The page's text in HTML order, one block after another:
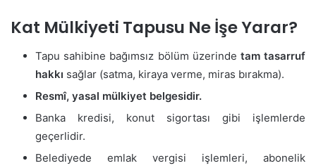
Kat Mülkiyeti Tapusu Ne İşe Yarar?
Tapu sahibine bağımsız bölüm üzerinde tam tasarruf
hakkı sağlar (satma, kiraya verme, miras bırakma).
Resmî, yasal mülkiyet belgesidir.
Banka kredisi, konut sigortası gibi işlemlerde
geçerlidir.
Belediyede emlak vergisi işlemleri, abonelik